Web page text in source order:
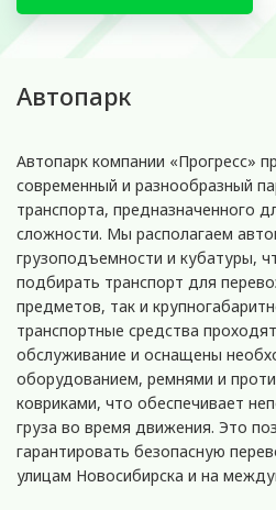
Автопарк
Автопарк компании «Прогресс»
современный и разнообразный
транспорта, предназначенного
сложности. Мы располагаем
грузоподъемности и кубатуры,
подбирать транспорт для
предметов, так и
транспортные средства
обслуживание и оснащены
оборудованием, ремнями и
ковриками, что обеспечивает
груза во время движения. Это
гарантировать безопасную
улицам Новосибирска и на